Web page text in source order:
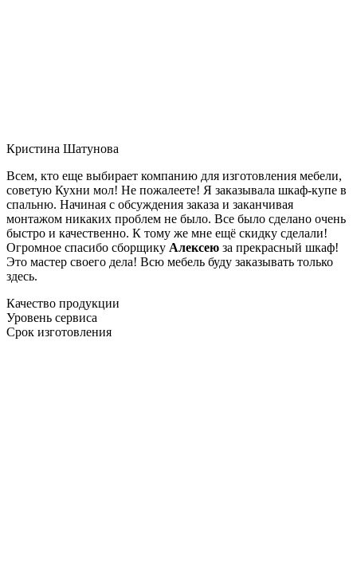
Кристина Шатунова
Всем, кто еще выбирает компанию для изготовления мебели,
советую Кухни мол! Не пожалеете! Я заказывала шкаф-купе в
спальню. Начиная с обсуждения заказа и заканчивая
монтажом никаких проблем не было. Все было сделано очень
быстро и качественно. К тому же мне ещё скидку сделали!
Огромное спасибо сборщику Алексею за прекрасный шкаф!
Это мастер своего дела! Всю мебель буду заказывать только
здесь.
Качество продукции
Уровень сервиса
Срок изготовления